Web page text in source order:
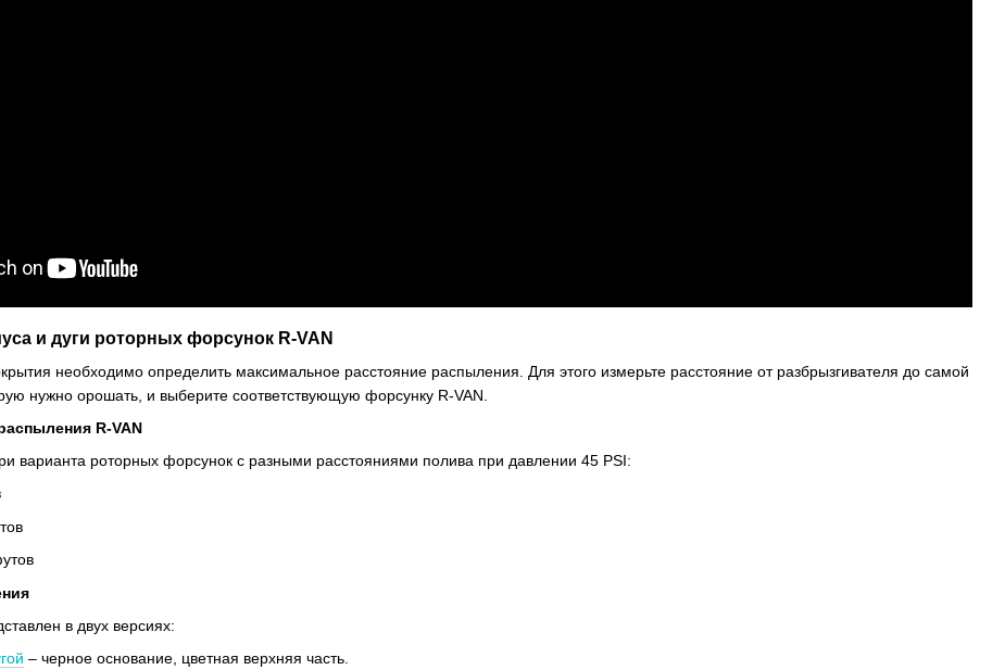
и дуги роторных форсунок R-VAN
необходимо определить максимальное расстояние распыления. Для этого измерьте расстояние от разбрызгивателя до самой
нужно орошать, и выберите соответствующую форсунку R-VAN.
R-VAN
варианта роторных форсунок с разными расстояниями полива при давлении 45 PSI:
в двух версиях:
– черное основание, цветная верхняя часть.